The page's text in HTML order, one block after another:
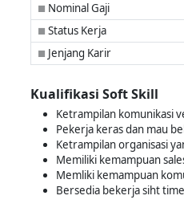
■ Nominal Gaji
■ Status Kerja
■ Jenjang Karir
Kualifikasi Soft Skill
Ketrampilan komunikasi
Pekerja keras dan mau
Ketrampilan organisasi
Memiliki kemampuan
Memliki kemampuan
Bersedia bekerja siht